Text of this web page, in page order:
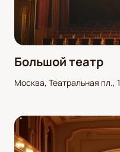
Большой театр
Москва, Театральная пл., 1